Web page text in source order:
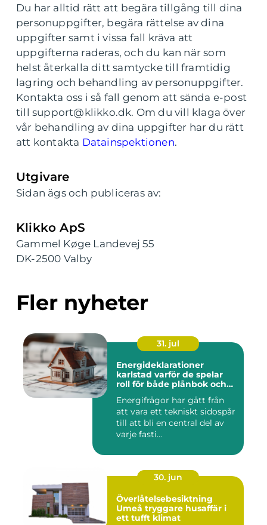
Du har alltid rätt att begära tillgång till dina
personuppgifter, begära rättelse av dina
uppgifter samt i vissa fall kräva att
uppgifterna raderas, och du kan när som
helst återkalla ditt samtycke till framtidig
lagring och behandling av personuppgifter.
Kontakta oss i så fall genom att sända e-post
till support@klikko.dk. Om du vill klaga över
vår behandling av dina uppgifter har du rätt
att kontakta Datainspektionen.
Utgivare
Sidan ägs och publiceras av:
Klikko ApS
Gammel Køge Landevej 55
DK-2500 Valby
Fler nyheter
31. jul
Energideklarationer
karlstad varför de spelar
roll för både plånbok och
Energifrågor har gått från
att vara ett tekniskt sidospår
till att bli en central del av
varje fasti...
30. jun
Överlåtelsebesiktning
Umeå tryggare husaffär i
ett tufft klimat